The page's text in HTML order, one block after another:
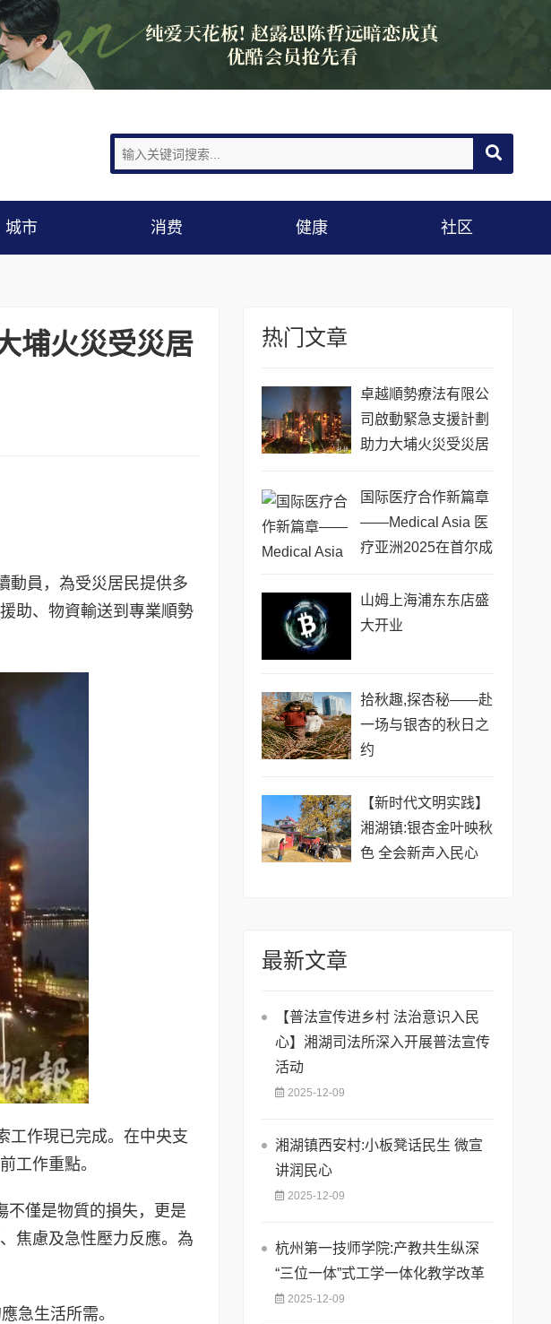
城市 消费 健康 社区
埔火災受災居
動員，為受災居民提供多
助、物資輸送到專業順勢
工作現已完成。在中央支
工作重點。
不僅是物質的損失，更是
焦慮及急性壓力反應。為
急生活所需。
热门文章
卓越順勢療法有限公
司啟動緊急支援計劃
助力大埔火災受災居
国际医疗合作新篇章
——Medical Asia 医
疗亚洲2025在首尔成
山姆上海浦东东店盛
大开业
拾秋趣,探杏秘——赴
一场与银杏的秋日之
约
【新时代文明实践】
湘湖镇:银杏金叶映秋
色 全会新声入民心
最新文章
【​普法宣传进乡村 法治意识入民
心】湘湖司法所深入开展普法宣传
活动
2025-12-09
湘湖镇西安村:小板凳话民生 微宣
讲润民心
2025-12-09
杭州第一技师学院:产教共生纵深
“三位一体”式工学一体化教学改革
2025-12-09